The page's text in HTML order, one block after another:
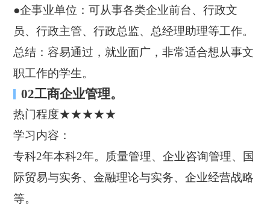
●企事业单位：可从事各类企业前台、行政文
员、行政主管、行政总监、总经理助理等工作。
总结：容易通过，就业面广，非常适合想从事文
职工作的学生。
02工商企业管理。
热门程度★★★★★
学习内容：
专科2年本科2年。质量管理、企业咨询管理、国
际贸易与实务、金融理论与实务、企业经营战略
等。